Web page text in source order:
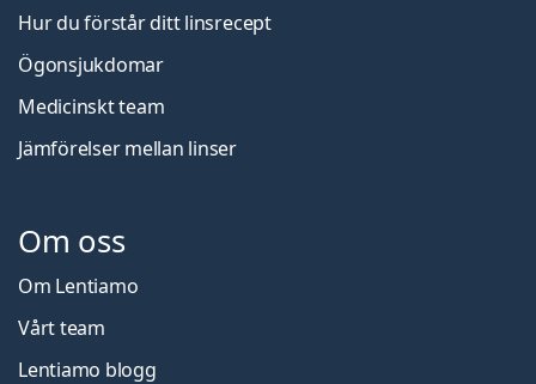
Hur du förstår ditt linsrecept
Ögonsjukdomar
Medicinskt team
Jämförelser mellan linser
Om oss
Om Lentiamo
Vårt team
Lentiamo blogg